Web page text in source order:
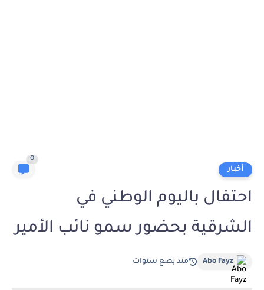
أخبار
0
احتفال باليوم الوطني في
الشرقية بحضور سمو نائب الأمير
Abo Fayz منذ بضع سنوات